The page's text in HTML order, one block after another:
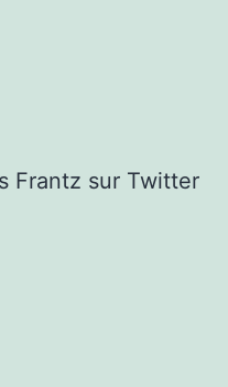
Frantz sur Twitter